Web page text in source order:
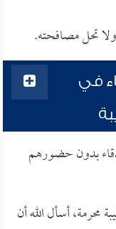
تحل مصافحته.
في
بدون حضورهم
محرمة، أسأل الله أن